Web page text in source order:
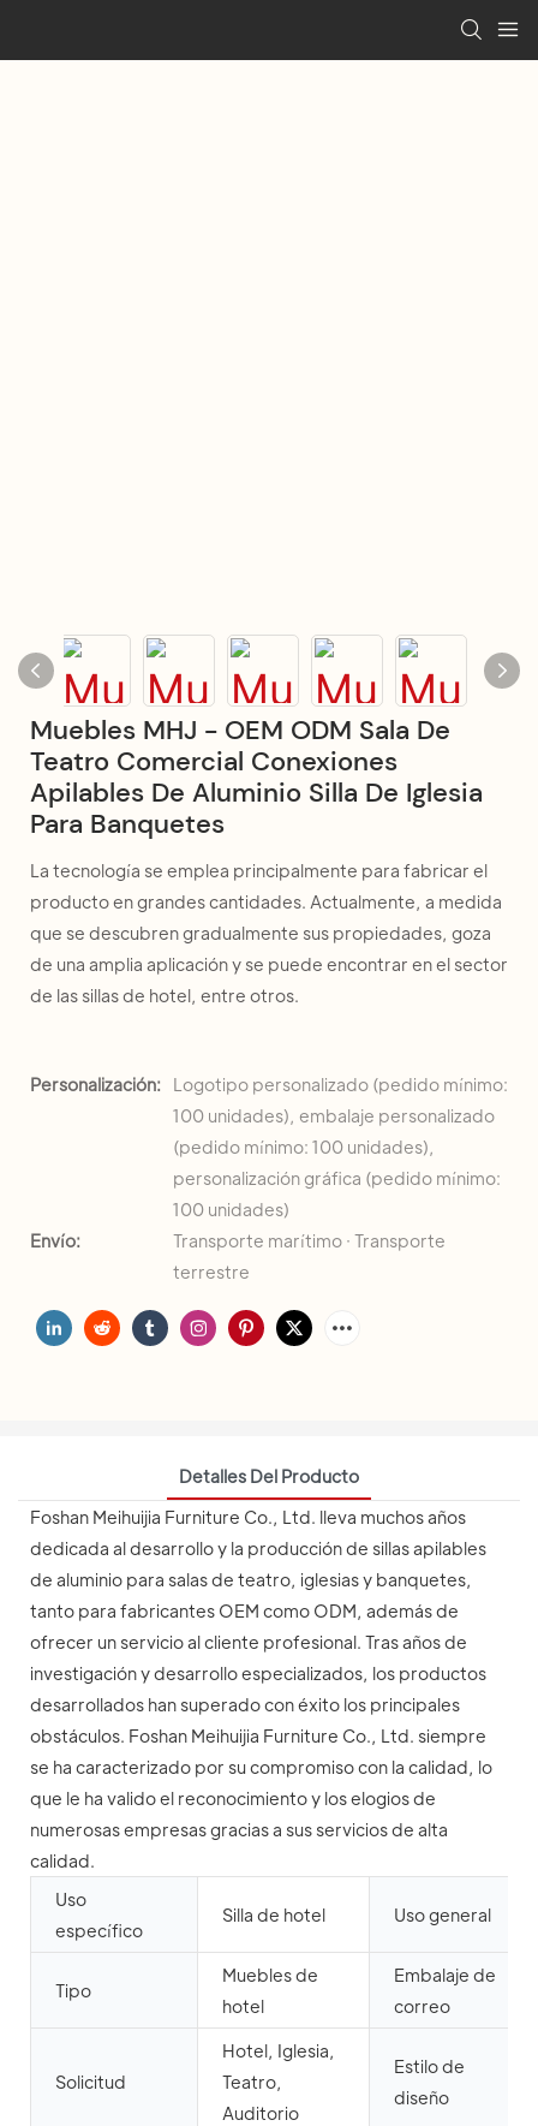
Muebles MHJ - OEM ODM Sala De
Teatro Comercial Conexiones
Apilables De Aluminio Silla De Iglesia
Para Banquetes
La tecnología se emplea principalmente para fabricar el
producto en grandes cantidades. Actualmente, a medida
que se descubren gradualmente sus propiedades, goza
de una amplia aplicación y se puede encontrar en el sector
de las sillas de hotel, entre otros.
Personalización:
Logotipo personalizado (pedido mínimo:
100 unidades), embalaje personalizado
(pedido mínimo: 100 unidades),
personalización gráfica (pedido mínimo:
100 unidades)
Envío:
Transporte marítimo · Transporte
terrestre
Detalles Del Producto
Foshan Meihuijia Furniture Co., Ltd. lleva muchos años
dedicada al desarrollo y la producción de sillas apilables
de aluminio para salas de teatro, iglesias y banquetes,
tanto para fabricantes OEM como ODM, además de
ofrecer un servicio al cliente profesional. Tras años de
investigación y desarrollo especializados, los productos
desarrollados han superado con éxito los principales
obstáculos. Foshan Meihuijia Furniture Co., Ltd. siempre
se ha caracterizado por su compromiso con la calidad, lo
que le ha valido el reconocimiento y los elogios de
numerosas empresas gracias a sus servicios de alta
calidad.
Uso
específico
Silla de hotel Uso general
Tipo
Muebles de
hotel
Embalaje de
correo
Solicitud
Hotel, Iglesia,
Teatro,
Auditorio
Estilo de
diseño